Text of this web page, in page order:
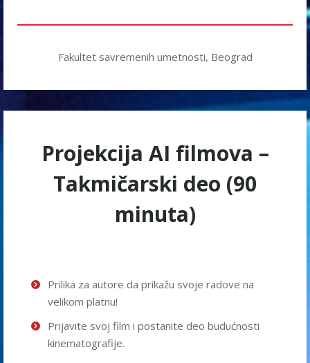
Fakultet savremenih umetnosti, Beograd
Projekcija AI filmova –
Takmičarski deo (90
minuta)
Prilika za autore da prikažu svoje radove na
velikom platnu!
Prijavite svoj film i postanite deo budućnosti
kinematografije.